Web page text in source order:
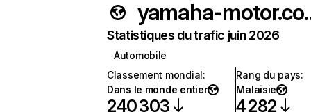
Statistiques du trafic juin 2026
Automobile
Classement mondial:
Dans le monde entier
240 303
Rang du pays:
Malaisie
4 282